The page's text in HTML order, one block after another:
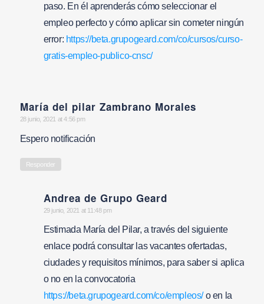
paso. En él aprenderás cómo seleccionar el
empleo perfecto y cómo aplicar sin cometer ningún
error: https://beta.grupogeard.com/co/cursos/curso-
gratis-empleo-publico-cnsc/
María del pilar Zambrano Morales
says:
28 junio, 2021 at 4:56 pm
Espero notificación
Responder
Andrea de Grupo Geard
says:
29 junio, 2021 at 11:48 pm
Estimada María del Pilar, a través del siguiente
enlace podrá consultar las vacantes ofertadas,
ciudades y requisitos mínimos, para saber si aplica
o no en la convocatoria
https://beta.grupogeard.com/co/empleos/o en la